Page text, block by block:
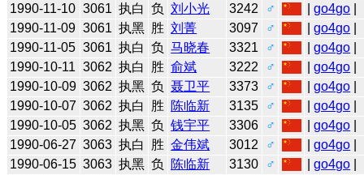
1990-11-10 3061 执白 负 刘小光 3242 ♂ |go4go
1990-11-09 3061 执黑 胜 刘菁 3097 ♂ |go4go
1990-11-05 3061 执白 负 马晓春 3321 ♂ |go4go
1990-10-11 3062 执白 胜 俞斌 3222 ♂ |go4go
1990-10-09 3062 执黑 负 聂卫平 3373 ♂ |go4go
1990-10-07 3062 执白 胜 陈临新 3135 ♂ |go4go
1990-10-05 3062 执黑 负 钱宇平 3306 ♂ |go4go
1990-06-27 3063 执白 胜 金伟斌 3012 ♂ |go4go
1990-06-15 3063 执黑 负 陈临新 3130 ♂ |go4go